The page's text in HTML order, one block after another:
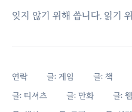
잊지 않기 위해 씁니다. 읽기
연락 글: 게임 글: 책
글: 티셔츠
글: 만화 글: